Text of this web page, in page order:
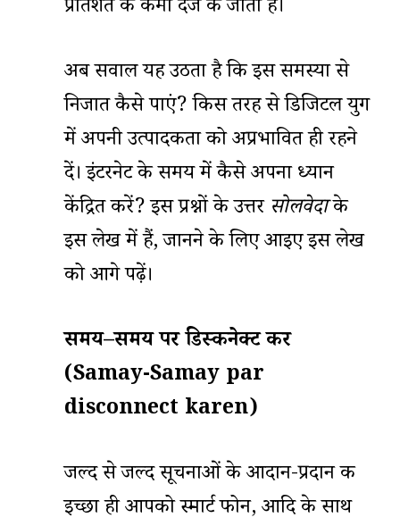
प्रतिशत की कमी दर्ज की जाती है।
अब सवाल यह उठता है कि इस समस्या से
निजात कैसे पाएं? किस तरह से डिजिटल युग
में अपनी उत्पादकता को अप्रभावित ही रहने
दें। इंटरनेट के समय में कैसे अपना ध्यान
केंद्रित करें? इस प्रश्नों के उत्तर सोलवेदाके
इस लेख में हैं, जानने के लिए आइए इस लेख
को आगे पढ़ें।
समय–समयपर डिस्कनेक्ट करें
(Samay-Samay par
disconnect karen)
जल्द से जल्द सूचनाओं के आदान-प्रदान की
इच्छा ही आपको स्मार्ट फोन, आदि के साथ